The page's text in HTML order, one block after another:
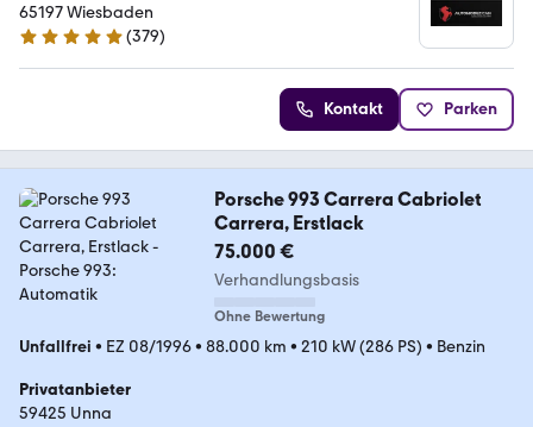
65197 Wiesbaden
4.8 Sterne
(379)
Kontakt Parken
Porsche 993 Carrera Cabriolet
Carrera, Erstlack
75.000 €
Verhandlungsbasis
Ohne Bewertung
Unfallfrei • EZ 08/1996• 88.000 km • 210 kW (286 PS) • Benzin
Privatanbieter
59425 Unna